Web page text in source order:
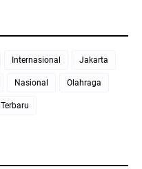
Internasional Jakarta
Nasional Olahraga
Terbaru